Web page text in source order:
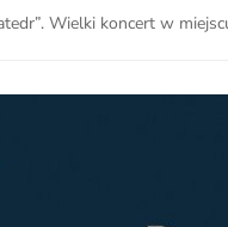
Wielki koncert w